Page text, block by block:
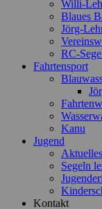
Willi-
Blaues
Jörg-
RC-
Fahrtensport
Kanu
Jugend
Aktuelles
Segeln
Kontakt